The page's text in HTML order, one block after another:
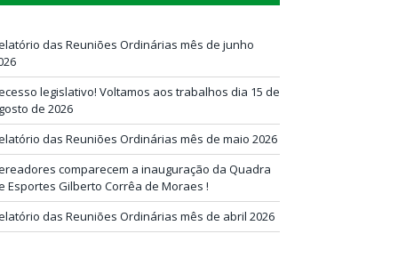
das Reuniões Ordinárias mês de junho
legislativo! Voltamos aos trabalhos dia 15 de
de 2026
das Reuniões Ordinárias mês de maio 2026
comparecem a inauguração da Quadra
Esportes Gilberto Corrêa de Moraes !
das Reuniões Ordinárias mês de abril 2026